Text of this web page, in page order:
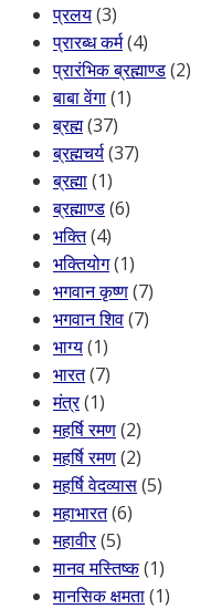
प्रलय(3)
प्रारब्ध कर्म(4)
प्रारंभिक ब्रह्माण्ड(2)
बाबा वेंगा(1)
ब्रह्म(37)
ब्रह्मचर्य(37)
ब्रह्मा(1)
ब्रह्माण्ड(6)
भक्ति(4)
भक्तियोग(1)
भगवान कृष्ण(7)
भगवान शिव(7)
भाग्य(1)
भारत(7)
मंत्र(1)
महर्षि रमण(2)
महर्षि रमण(2)
महर्षि वेदव्यास(5)
महाभारत(6)
महावीर(5)
मानव मस्तिष्क(1)
मानसिक क्षमता(1)